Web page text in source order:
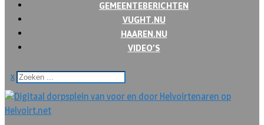
GEMEENTEBERICHTEN
VUGHT.NU
HAAREN.NU
VIDEO’S
x